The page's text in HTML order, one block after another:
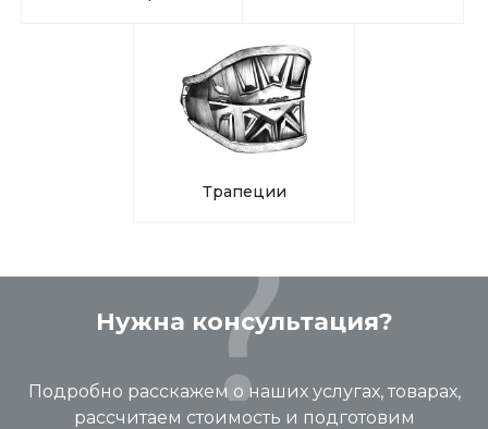
Трапеции
Нужна консультация?
Подробно расскажем о наших услугах, товарах,
рассчитаем стоимость и подготовим